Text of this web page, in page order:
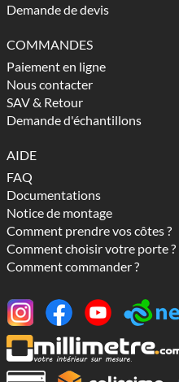
Demande de devis
COMMANDES
Paiement en ligne
Nous contacter
SAV & Retour
Demande d'échantillons
AIDE
FAQ
Documentations
Notice de montage
Comment prendre vos côtes ?
Comment choisir votre porte ?
Comment commander ?